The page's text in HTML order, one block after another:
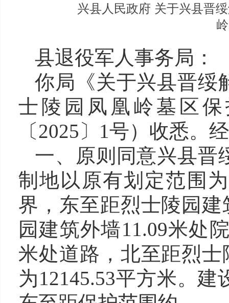
兴县人民政府 关于兴县晋
县退役军人事务局：
你局《关于兴县晋绥
士陵园凤凰岭墓区
〔2025〕1号）收悉。
一、 原则同意兴县晋
制地以原有划定范围
界，东至距烈士陵园
园建筑外墙11.09米处
米处道路，北至距烈
为12145.53平方米。